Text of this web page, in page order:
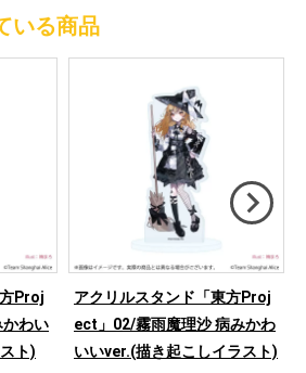
いる商品
Proj
わい
ト)
アクリルスタンド「東方Proj
ect」02/霧雨魔理沙 病みかわ
いいver.(描き起こしイラスト)